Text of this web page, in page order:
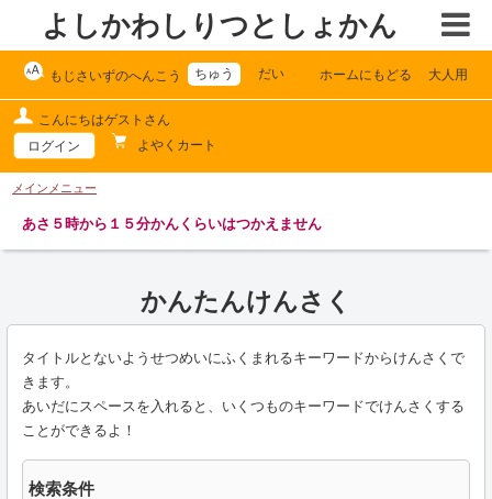
よしかわしりつとしょかん
もじさいずのへんこう ちゅう だい ホームにもどる 大人用
こんにちはゲストさん
ログイン
よやくカート
メインメニュー
あさ５時から１５分かんくらいはつかえません
かんたんけんさく
タイトルとないようせつめいにふくまれるキーワードからけんさくで
きます。
あいだにスペースを入れると、いくつものキーワードでけんさくする
ことができるよ！
検索条件